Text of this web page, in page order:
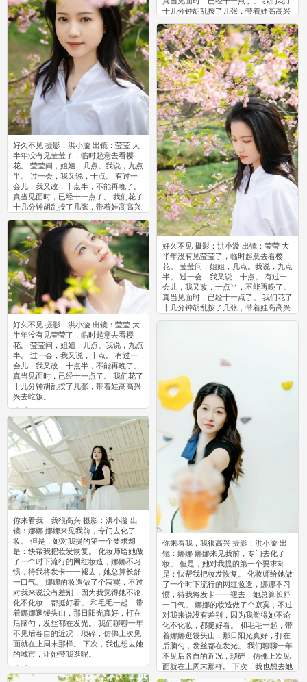
好久不见 摄影：洪小漩 出镜：莹莹 大
半年没有见莹莹了，临时起意去看樱
花。 莹莹问，姐姐，几点。我说，九点
半。 过一会，我又说，十点。 有过一
会儿，我又改，十点半，不能再晚了。
真当见面时，已经十一点了。 我们花了
十几分钟胡乱按了几张，带着娃高高兴
0
好久不见 摄影：洪小漩 出镜：莹莹 大
半年没有见莹莹了，临时起意去看樱
花。 莹莹问，姐姐，几点。我说，九点
半。 过一会，我又说，十点。 有过一
会儿，我又改，十点半，不能再晚了。
真当见面时，已经十一点了。 我们花了
十几分钟胡乱按了几张，带着娃高高兴
好久不见 摄影：洪小漩 出镜：莹莹 大
半年没有见莹莹了，临时起意去看樱
花。 莹莹问，姐姐，几点。我说，九点
半。 过一会，我又说，十点。 有过一
会儿，我又改，十点半，不能再晚了。
真当见面时，已经十一点了。 我们花了
十几分钟胡乱按了几张，带着娃高高兴
兴去吃饭。
0
十几分钟胡乱按了几张，带着娃高高兴
兴去吃饭。
0
你来看我，我很高兴 摄影：洪小漩 出
镜：娜娜 娜娜来见我前，专门去化了
妆。 但是，她对我提的第一个要求却
是：快帮我把妆发恢复。 化妆师给她做
了一个时下流行的网红妆造，娜娜不习
惯，待我将发卡一一褪去，她总算长舒
一口气。 娜娜的妆造做了个寂寞，不过
对我来说没有差别，因为我觉得她不论
化不化妆，都挺好看。 和毛毛一起，带
着娜娜逛馒头山，那日阳光真好，打在
后脑勺，发丝都在发光。 我们聊聊一年
不见后各自的近况，琐碎，仿佛上次见
面就在上周末那样。 下次，我也想去她
的城市，让她带我逛呢。
你来看我，我很高兴 摄影：洪小漩 出
镜：娜娜 娜娜来见我前，专门去化了
妆。 但是，她对我提的第一个要求却
是：快帮我把妆发恢复。 化妆师给她做
了一个时下流行的网红妆造，娜娜不习
惯，待我将发卡一一褪去，她总算长舒
一口气。 娜娜的妆造做了个寂寞，不过
对我来说没有差别，因为我觉得她不论
化不化妆，都挺好看。 和毛毛一起，带
着娜娜逛馒头山，那日阳光真好，打在
后脑勺，发丝都在发光。 我们聊聊一年
不见后各自的近况，琐碎，仿佛上次见
面就在上周末那样。 下次，我也想去她
的城市，让她带我逛呢。
0